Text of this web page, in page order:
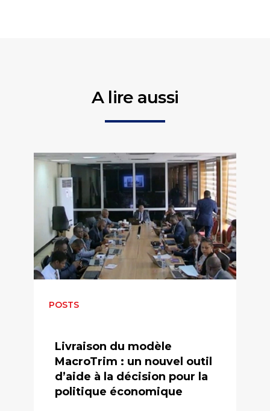
A lire aussi
POSTS
Livraison du modèle
MacroTrim : un nouvel outil
d’aide à la décision pour la
politique économique